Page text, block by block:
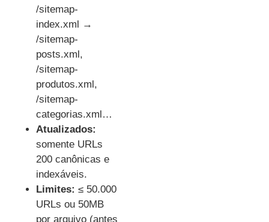
/sitemap-
index.xml →
/sitemap-
posts.xml,
/sitemap-
produtos.xml,
/sitemap-
categorias.xml…
Atualizados:
somente URLs
200 canônicas e
indexáveis.
Limites: ≤ 50.000
URLs ou 50MB
por arquivo (antes